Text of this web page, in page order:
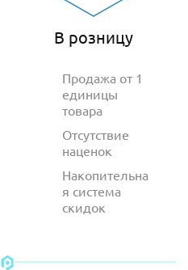
В розницу
Продажа от 1
единицы
товара
Отсутствие
наценок
Накопительна
я система
скидок